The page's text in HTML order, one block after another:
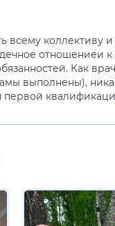
всему коллективу
отношениеи
Как
выполнены),
первой